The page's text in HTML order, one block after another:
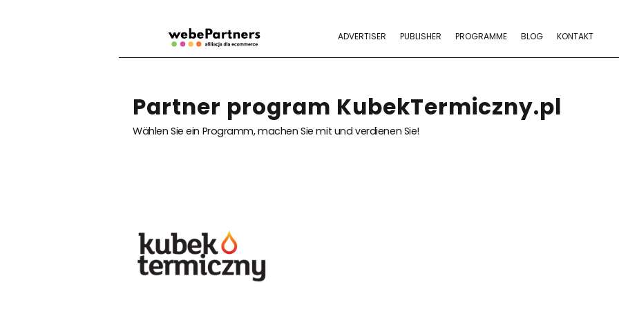
ADVERTISER PUBLISHER PROGRAMME BLOG KONTAKT
Partner program KubekTermiczny.pl
Wählen Sie ein Programm, machen Sie mit und verdienen Sie!